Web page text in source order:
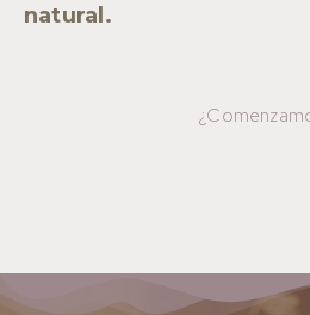
natural.